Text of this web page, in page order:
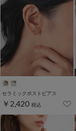
セラミックポストピアス
￥2,420 税込